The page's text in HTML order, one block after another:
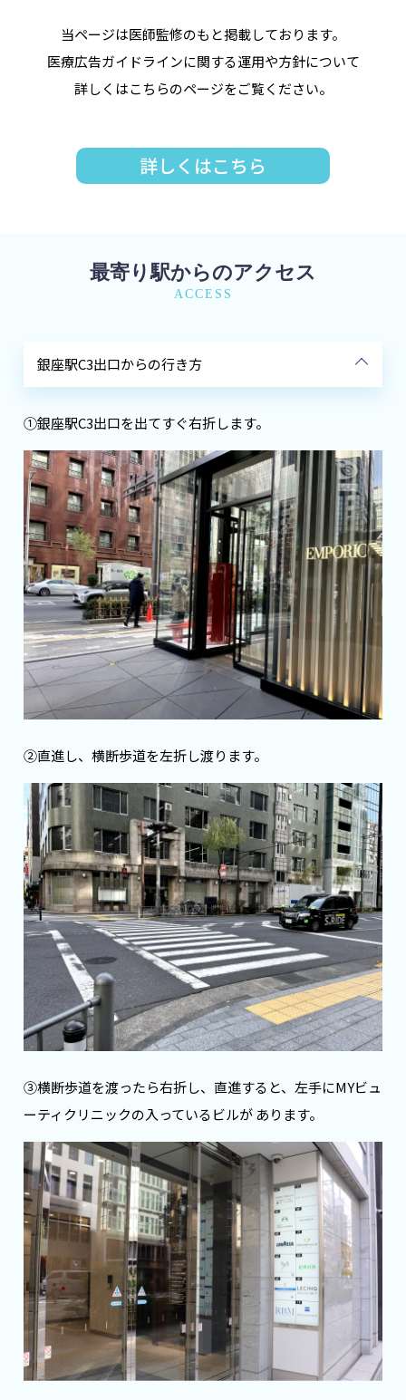
当ページは医師監修のもと掲載しております。
医療広告ガイドラインに関する運用や方針について
詳しくはこちらのページをご覧ください。
詳しくはこちら
最寄り駅からのアクセス
ACCESS
銀座駅C3出口からの行き方
①銀座駅C3出口を出てすぐ右折します。
②直進し、横断歩道を左折し渡ります。
③横断歩道を渡ったら右折し、直進すると、左手にMYビュ
ーティクリニックの入っているビルが あります。